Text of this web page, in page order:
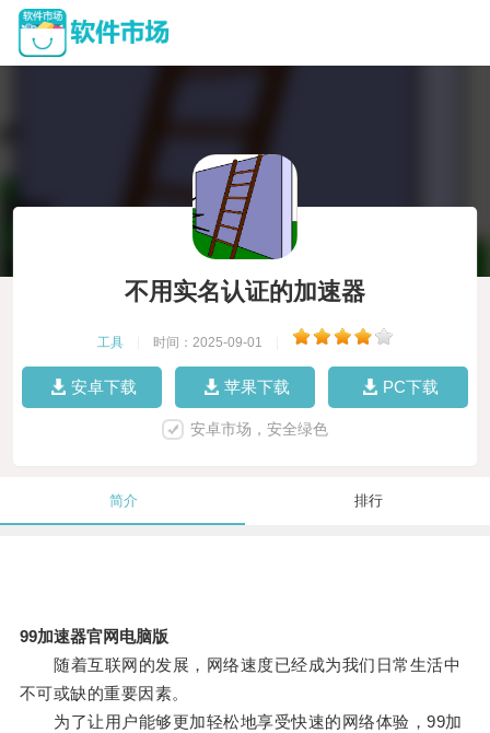
不用实名认证的加速器
工具 时间：2025-09-01
安卓下载 苹果下载 PC下载
安卓市场，安全绿色
简介 排行
99加速器官网电脑版
随着互联网的发展，网络速度已经成为我们日常生活中
不可或缺的重要因素。
为了让用户能够更加轻松地享受快速的网络体验，99加